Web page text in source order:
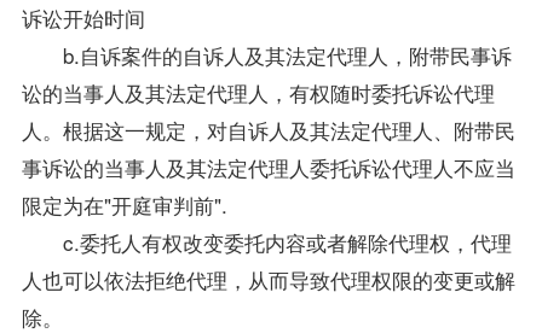
诉讼开始时间
b.自诉案件的自诉人及其法定代理人，附带民事诉
讼的当事人及其法定代理人，有权随时委托诉讼代理
人。根据这一规定，对自诉人及其法定代理人、附带民
事诉讼的当事人及其法定代理人委托诉讼代理人不应当
限定为在"开庭审判前".
c.委托人有权改变委托内容或者解除代理权，代理
人也可以依法拒绝代理，从而导致代理权限的变更或解
除。